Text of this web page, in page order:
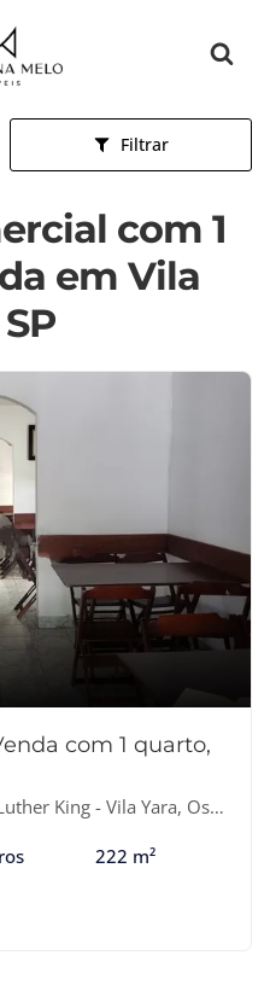
inicial
Filtrar
com 1
em Vila
com 1 quarto,
King - Vila Yara, Osasco-SP
222 m²